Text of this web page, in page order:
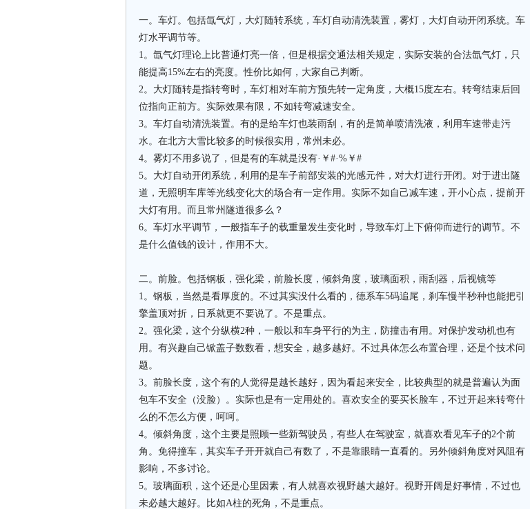
一。车灯。包括氙气灯，大灯随转系统，车灯自动清洗装置，雾灯，大灯自动开闭系统。车
灯水平调节等。
1。氙气灯理论上比普通灯亮一倍，但是根据交通法相关规定，实际安装的合法氙气灯，只
能提高15%左右的亮度。性价比如何，大家自己判断。
2。大灯随转是指转弯时，车灯相对车前方预先转一定角度，大概15度左右。转弯结束后回
位指向正前方。实际效果有限，不如转弯减速安全。
3。车灯自动清洗装置。有的是给车灯也装雨刮，有的是简单喷清洗液，利用车速带走污
水。在北方大雪比较多的时候很实用，常州未必。
4。雾灯不用多说了，但是有的车就是没有·￥#·%￥#
5。大灯自动开闭系统，利用的是车子前部安装的光感元件，对大灯进行开闭。对于进出隧
道，无照明车库等光线变化大的场合有一定作用。实际不如自己减车速，开小心点，提前开
大灯有用。而且常州隧道很多么？
6。车灯水平调节，一般指车子的载重量发生变化时，导致车灯上下俯仰而进行的调节。不
是什么值钱的设计，作用不大。
二。前脸。包括钢板，强化梁，前脸长度，倾斜角度，玻璃面积，雨刮器，后视镜等
1。钢板，当然是看厚度的。不过其实没什么看的，德系车5码追尾，刹车慢半秒种也能把引
擎盖顶对折，日系就更不要说了。不是重点。
2。强化梁，这个分纵横2种，一般以和车身平行的为主，防撞击有用。对保护发动机也有
用。有兴趣自己锨盖子数数看，想安全，越多越好。不过具体怎么布置合理，还是个技术问
题。
3。前脸长度，这个有的人觉得是越长越好，因为看起来安全，比较典型的就是普遍认为面
包车不安全（没脸）。实际也是有一定用处的。喜欢安全的要买长脸车，不过开起来转弯什
么的不怎么方便，呵呵。
4。倾斜角度，这个主要是照顾一些新驾驶员，有些人在驾驶室，就喜欢看见车子的2个前
角。免得撞车，其实车子开开就自己有数了，不是靠眼睛一直看的。另外倾斜角度对风阻有
影响，不多讨论。
5。玻璃面积，这个还是心里因素，有人就喜欢视野越大越好。视野开阔是好事情，不过也
未必越大越好。比如A柱的死角，不是重点。